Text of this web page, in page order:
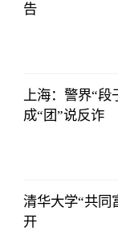
告
上海：警界“段
成“团”说反诈
清华大学“共同
开